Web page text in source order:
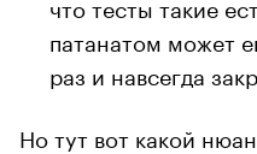
патанатом может
раз и навсегда
Но тут вот какой